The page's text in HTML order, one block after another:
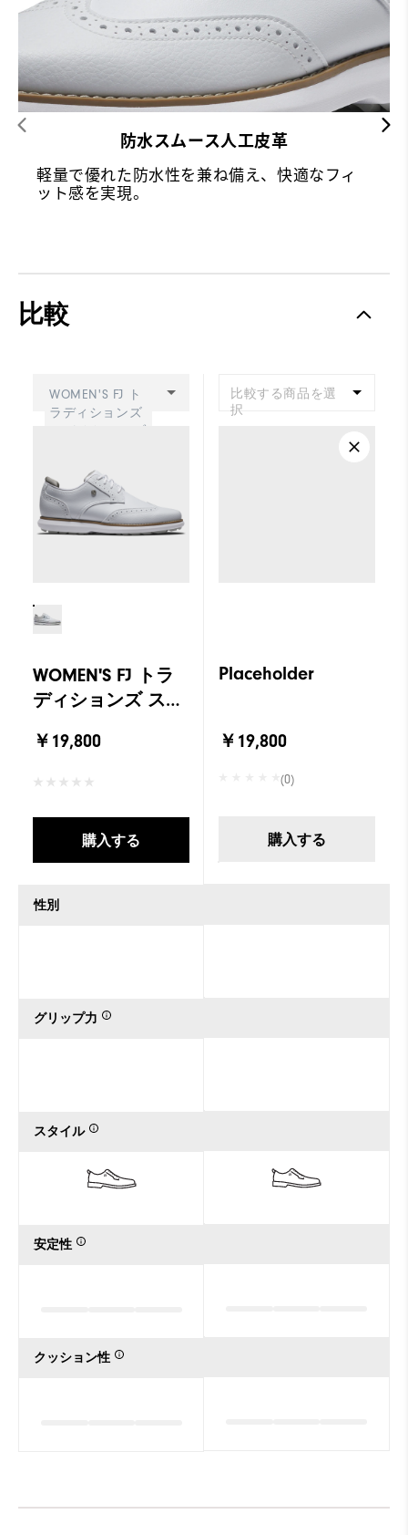
防水スムース人工皮革
軽量で優れた防水性を兼ね備え、快適なフィ
ット感を実現。
比較
WOMEN'S FJ ト
ラディションズ
スパイクレス ブ
WOMEN'S FJ トラ
ディションズ スパ
ャー
￥19,800
購入する
性別
グリップ力
スタイル
安定性
クッション性
比較する商品を選
択
Placeholder
￥19,800
(0)
購入する